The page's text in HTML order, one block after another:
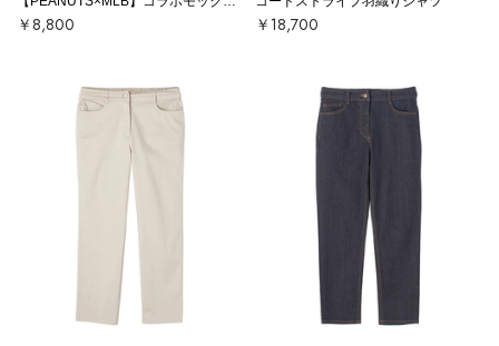
￥8,800 ￥18,700